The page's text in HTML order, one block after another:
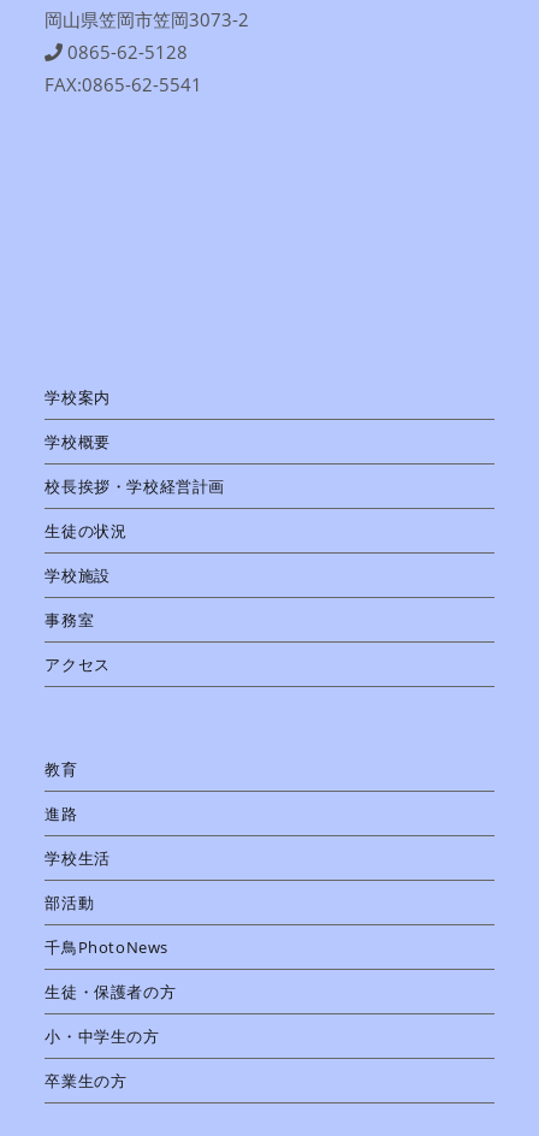
岡山県笠岡市笠岡3073-2
0865-62-5128
FAX:0865-62-5541
学校案内
学校概要
校長挨拶・学校経営計画
生徒の状況
学校施設
事務室
アクセス
教育
進路
学校生活
部活動
千鳥PhotoNews
生徒・保護者の方
小・中学生の方
卒業生の方